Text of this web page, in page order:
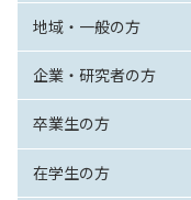
地域・一般の方
企業・研究者の方
卒業生の方
在学生の方